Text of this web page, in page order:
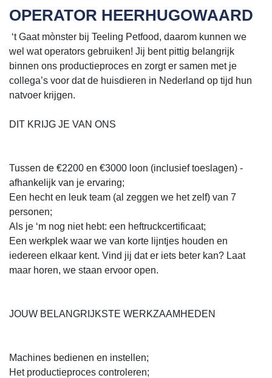
OPERATOR HEERHUGOWAARD
‘t Gaat mònster bij Teeling Petfood, daarom kunnen we
wel wat operators gebruiken! Jij bent pittig belangrijk
binnen ons productieproces en zorgt er samen met je
collega’s voor dat de huisdieren in Nederland op tijd hun
natvoer krijgen.
DIT KRIJG JE VAN ONS
Tussen de €2200 en €3000 loon (inclusief toeslagen) -
afhankelijk van je ervaring;
Een hecht en leuk team (al zeggen we het zelf) van 7
personen;
Als je ‘m nog niet hebt: een heftruckcertificaat;
Een werkplek waar we van korte lijntjes houden en
iedereen elkaar kent. Vind jij dat er iets beter kan? Laat
maar horen, we staan ervoor open.
JOUW BELANGRIJKSTE WERKZAAMHEDEN
Machines bedienen en instellen;
Het productieproces controleren;